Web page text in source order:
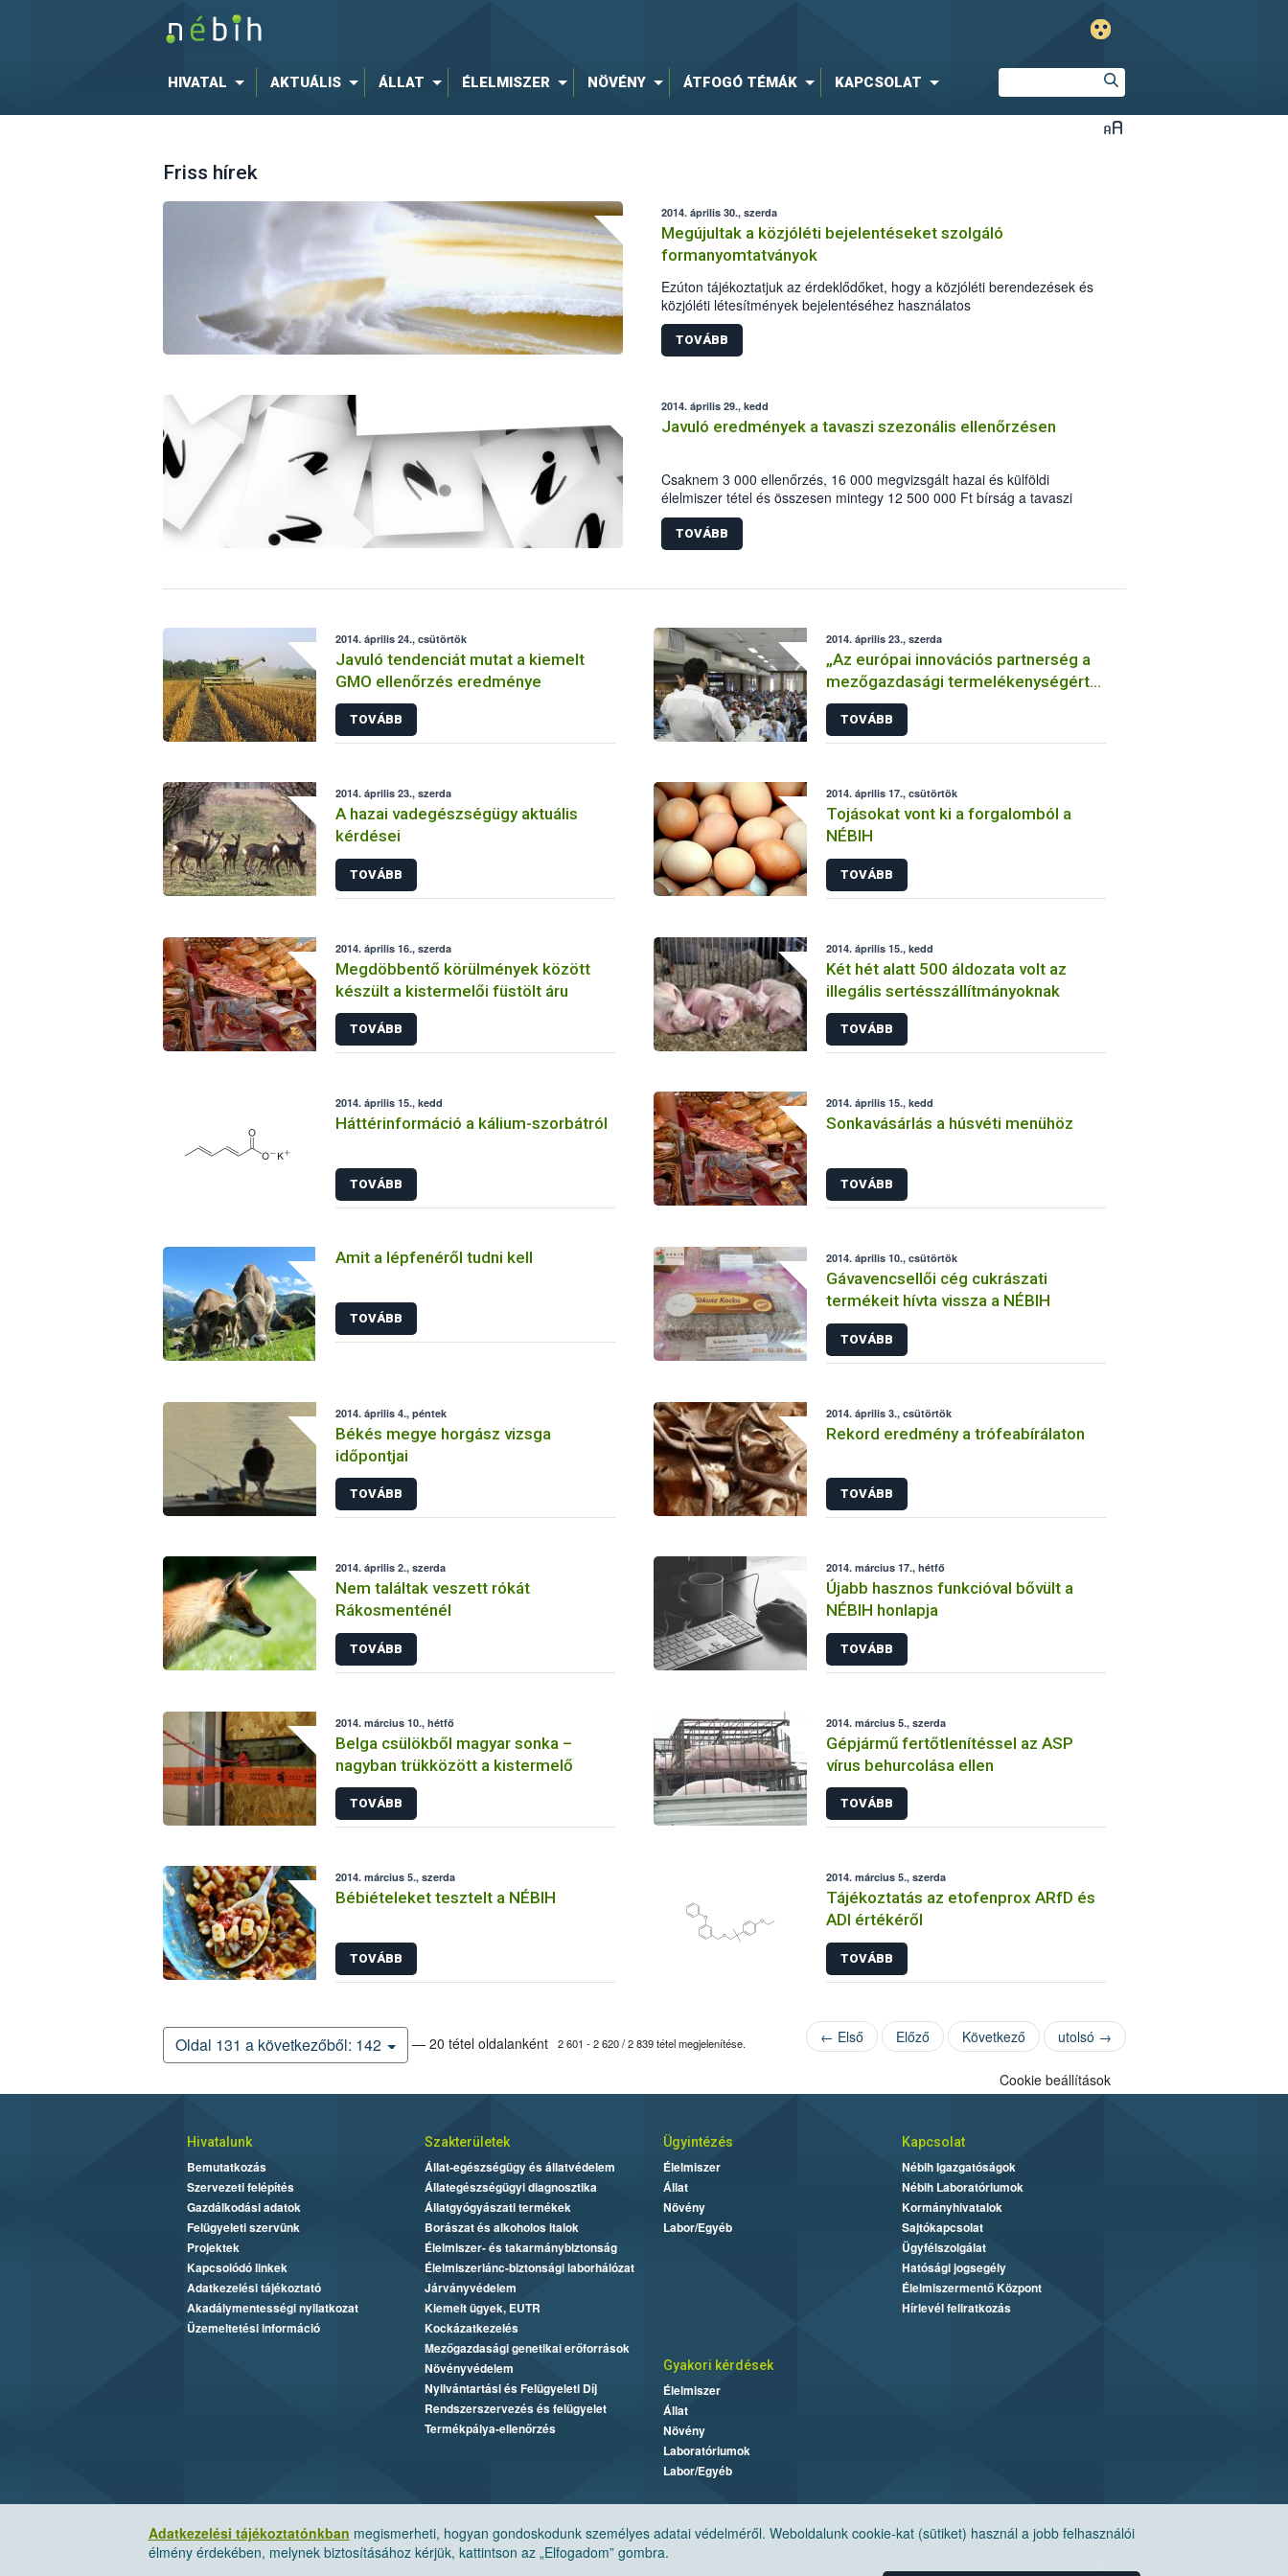
HIVATAL AKTUÁLIS ÁLLAT ÉLELMISZER NÖVÉNY ÁTFOGÓ TÉMÁK KAPCSOLAT
Friss hírek
2014. április 30., szerda
Megújultak a közjóléti bejelentéseket szolgáló
formanyomtatványok
Ezúton tájékoztatjuk az érdeklődőket, hogy a közjóléti berendezések és
közjóléti létesítmények bejelentéséhez használatos
formanyomtatványokat megújítottuk, elérhetők a Nyomtatványok között.
TOVÁBB
2014. április 29., kedd
Javuló eredmények a tavaszi szezonális ellenőrzésen
Csaknem 3 000 ellenőrzés, 16 000 megvizsgált hazai és külföldi
élelmiszer tétel és összesen mintegy 12 500 000 Ft bírság a tavaszi
szezonális ellenőrzés fő számai. A Húsvétot megelőző két hetes
időszakban – a Nemzeti Élelmiszerlánc-biztonsági Hivatal
koordinálásával – a gasztronómiai hagyományoknak megfelelő
ellenőrzéssorozat középpontjában ezúttal az élelmiszer kereskedelemre
TOVÁBB
2014. április 24., csütörtök
Javuló tendenciát mutat a kiemelt
GMO ellenőrzés eredménye
TOVÁBB
2014. április 23., szerda
„Az európai innovációs partnerség a
mezőgazdasági termelékenységért
és fenntarthatóságért” konferencia
TOVÁBB
2014. április 23., szerda
A hazai vadegészségügy aktuális
kérdései
TOVÁBB
2014. április 17., csütörtök
Tojásokat vont ki a forgalomból a
NÉBIH
TOVÁBB
2014. április 16., szerda
Megdöbbentő körülmények között
készült a kistermelői füstölt áru
TOVÁBB
2014. április 15., kedd
Két hét alatt 500 áldozata volt az
illegális sertésszállítmányoknak
TOVÁBB
2014. április 15., kedd
Háttérinformáció a kálium-szorbátról
TOVÁBB
2014. április 15., kedd
Sonkavásárlás a húsvéti menühöz
TOVÁBB
Amit a lépfenéről tudni kell
TOVÁBB
2014. április 10., csütörtök
Gávavencsellői cég cukrászati
termékeit hívta vissza a NÉBIH
TOVÁBB
2014. április 4., péntek
Békés megye horgász vizsga
időpontjai
TOVÁBB
2014. április 3., csütörtök
Rekord eredmény a trófeabírálaton
TOVÁBB
2014. április 2., szerda
Nem találtak veszett rókát
Rákosmenténél
TOVÁBB
2014. március 17., hétfő
Újabb hasznos funkcióval bővült a
NÉBIH honlapja
TOVÁBB
2014. március 10., hétfő
Belga csülökből magyar sonka –
nagyban trükközött a kistermelő
TOVÁBB
2014. március 5., szerda
Gépjármű fertőtlenítéssel az ASP
vírus behurcolása ellen
TOVÁBB
2014. március 5., szerda
Bébiételeket tesztelt a NÉBIH
TOVÁBB
2014. március 5., szerda
Tájékoztatás az etofenprox ARfD és
ADI értékéről
TOVÁBB
Oldal 131 a következőből: 142 — 20 tétel oldalanként 2 601 - 2 620 / 2 839 tétel megjelenítése. ← Első Előző Következő utolsó →
Adatkezelési tájékoztatónkban megismerheti, hogyan gondoskodunk személyes adatai védelméről. Weboldalunk cookie-kat (sütiket) használ a jobb felhasználói
élmény érdekében, melynek biztosításához kérjük, kattintson az „Elfogadom” gombra.
Cookie beállítások
Hivatalunk
Bemutatkozás
Szervezeti felépítés
Gazdálkodási adatok
Felügyeleti szervünk
Projektek
Kapcsolódó linkek
Adatkezelési tájékoztató
Akadálymentességi nyilatkozat
Üzemeltetési információ
Szakterületek
Állat-egészségügy és állatvédelem
Állategészségügyi diagnosztika
Állatgyógyászati termékek
Borászat és alkoholos italok
Élelmiszer- és takarmánybiztonság
Élelmiszerlánc-biztonsági laborhálózat
Járványvédelem
Kiemelt ügyek, EUTR
Kockázatkezelés
Mezőgazdasági genetikai erőforrások
Növényvédelem
Nyilvántartási és Felügyeleti Díj
Rendszerszervezés és felügyelet
Termékpálya-ellenőrzés
Ügyintézés
Élelmiszer
Állat
Növény
Labor/Egyéb
Kapcsolat
Nébih Igazgatóságok
Nébih Laboratóriumok
Kormányhivatalok
Sajtókapcsolat
Ügyfélszolgálat
Hatósági jogsegély
Élelmiszermentő Központ
Hírlevél feliratkozás
Gyakori kérdések
Élelmiszer
Állat
Növény
Laboratóriumok
Labor/Egyéb